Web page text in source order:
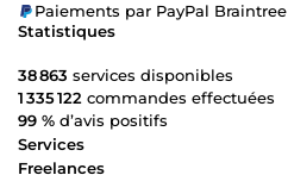
Paiements par PayPal Braintree
Statistiques
38 863 services disponibles
1 335 122 commandes effectuées
99 % d’avis positifs
Services
Freelances